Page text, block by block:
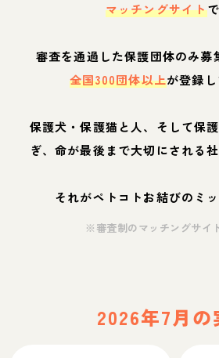
マッチングサイト
審査を通過した保護団体のみ募
全国300団体以上が登録し
保護犬・保護猫と人、そして保
ぎ、命が最後まで大切にされる
それがペトコトお結びのミッ
※審査制のマッチングサイ
2026年7月の